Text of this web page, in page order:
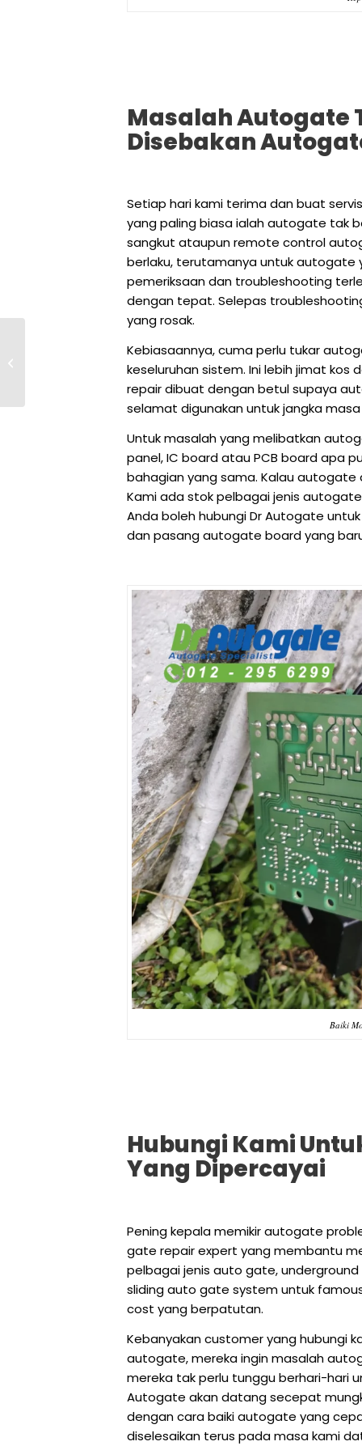
Masalah Autogate
Disebakan
Setiap hari kami terima dan buat
yang paling biasa ialah autogate tak
sangkut ataupun remote control
berlaku, terutamanya untuk autogate
pemeriksaan dan troubleshooting
dengan tepat. Selepas
yang rosak.
Kebiasaannya, cuma perlu tukar
keseluruhan sistem. Ini lebih jimat kos
repair dibuat dengan betul supaya
selamat digunakan untuk jangka
Untuk masalah yang melibatkan
panel, IC board atau PCB board apa
bahagian yang sama. Kalau autogate
Kami ada stok pelbagai jenis
Anda boleh hubungi Dr Autogate
dan pasang autogate board yang
Baiki
Hubungi Kami
Yang Dipercayai
Pening kepala memikir autogate
gate repair expert yang membantu
pelbagai jenis auto gate,
sliding auto gate system untuk
cost yang berpatutan.
Kebanyakan customer yang hubungi
autogate, mereka ingin masalah
mereka tak perlu tunggu berhari-hari
Autogate akan datang secepat
dengan cara baiki autogate yang
diselesaikan terus pada masa kami
Ampang Dnor 自动门
再次故障｜自动门无法